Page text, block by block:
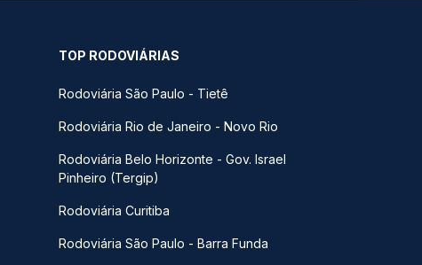
TOP RODOVIÁRIAS
Rodoviária São Paulo - Tietê
Rodoviária Rio de Janeiro - Novo Rio
Rodoviária Belo Horizonte - Gov. Israel
Pinheiro (Tergip)
Rodoviária Curitiba
Rodoviária São Paulo - Barra Funda